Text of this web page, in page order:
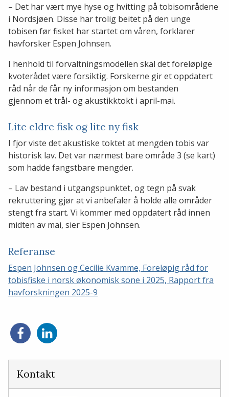
– Det har vært mye hyse og hvitting på tobisområdene
i Nordsjøen. Disse har trolig beitet på den unge
tobisen før fisket har startet om våren, forklarer
havforsker Espen Johnsen.
I henhold til forvaltningsmodellen skal det foreløpige
kvoterådet være forsiktig. Forskerne gir et oppdatert
råd når de får ny informasjon om bestanden
gjennom et trål- og akustikktokt i april-mai.
Lite eldre fisk og lite ny fisk
I fjor viste det akustiske toktet at mengden tobis var
historisk lav. Det var nærmest bare område 3 (se kart)
som hadde fangstbare mengder.
– Lav bestand i utgangspunktet, og tegn på svak
rekruttering gjør at vi anbefaler å holde alle områder
stengt fra start. Vi kommer med oppdatert råd innen
midten av mai, sier Espen Johnsen.
Referanse
Espen Johnsen og Cecilie Kvamme, Foreløpig råd for
tobisfiske i norsk økonomisk sone i 2025, Rapport fra
havforskningen 2025-9
Del
på
Del
på
Kontakt